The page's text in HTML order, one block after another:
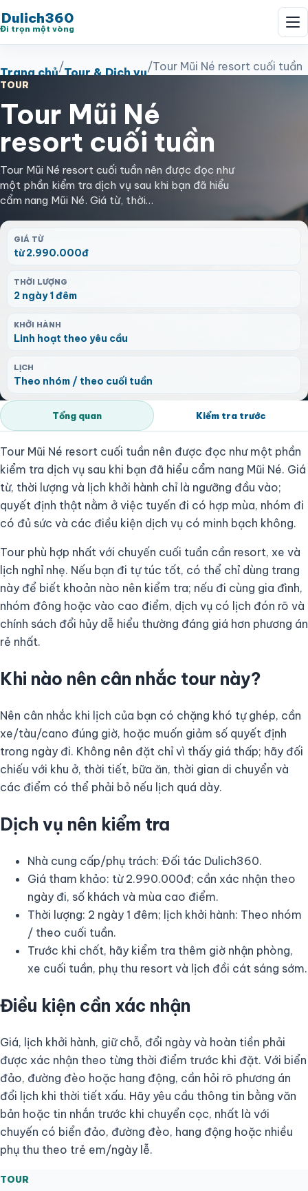
Dulich360
Đi trọn một vòng
Trang chủ/Tour & Dịch vụ/Tour Mũi Né resort cuối tuần
TOUR
Tour Mũi Né
resort cuối tuần
Tour Mũi Né resort cuối tuần nên được đọc như
một phần kiểm tra dịch vụ sau khi bạn đã hiểu
cẩm nang Mũi Né. Giá từ, thời…
GIÁ TỪ
từ 2.990.000đ
THỜI LƯỢNG
2 ngày 1 đêm
KHỞI HÀNH
Linh hoạt theo yêu cầu
LỊCH
Theo nhóm / theo cuối tuần
Tổng quan Kiểm tra trước
Tour Mũi Né resort cuối tuần nên được đọc như một phần
kiểm tra dịch vụ sau khi bạn đã hiểu cẩm nang Mũi Né. Giá
từ, thời lượng và lịch khởi hành chỉ là ngưỡng đầu vào;
quyết định thật nằm ở việc tuyến đi có hợp mùa, nhóm đi
có đủ sức và các điều kiện dịch vụ có minh bạch không.
Tour phù hợp nhất với chuyến cuối tuần cần resort, xe và
lịch nghỉ nhẹ. Nếu bạn đi tự túc tốt, có thể chỉ dùng trang
này để biết khoản nào nên kiểm tra; nếu đi cùng gia đình,
nhóm đông hoặc vào cao điểm, dịch vụ có lịch đón rõ và
chính sách đổi hủy dễ hiểu thường đáng giá hơn phương án
rẻ nhất.
Khi nào nên cân nhắc tour này?
Nên cân nhắc khi lịch của bạn có chặng khó tự ghép, cần
xe/tàu/cano đúng giờ, hoặc muốn giảm số quyết định
trong ngày đi. Không nên đặt chỉ vì thấy giá thấp; hãy đối
chiếu với khu ở, thời tiết, bữa ăn, thời gian di chuyển và
các điểm có thể phải bỏ nếu lịch quá dày.
Dịch vụ nên kiểm tra
Nhà cung cấp/phụ trách: Đối tác Dulich360.
Giá tham khảo: từ 2.990.000đ; cần xác nhận theo
ngày đi, số khách và mùa cao điểm.
Thời lượng: 2 ngày 1 đêm; lịch khởi hành: Theo nhóm
/ theo cuối tuần.
Trước khi chốt, hãy kiểm tra thêm giờ nhận phòng,
xe cuối tuần, phụ thu resort và lịch đồi cát sáng sớm.
Điều kiện cần xác nhận
Giá, lịch khởi hành, giữ chỗ, đổi ngày và hoàn tiền phải
được xác nhận theo từng thời điểm trước khi đặt. Với biển
đảo, đường đèo hoặc hang động, cần hỏi rõ phương án
đổi lịch khi thời tiết xấu. Hãy yêu cầu thông tin bằng văn
bản hoặc tin nhắn trước khi chuyển cọc, nhất là với
chuyến có biển đảo, đường đèo, hang động hoặc nhiều
phụ thu theo trẻ em/ngày lễ.
TOUR